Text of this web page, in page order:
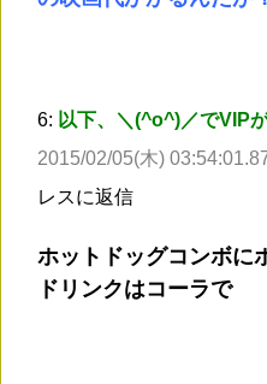
6: 以下、＼(^o^)／でVIP
2015/02/05(木)
レスに返信
ホットドッグコンボに
ドリンクはコーラで